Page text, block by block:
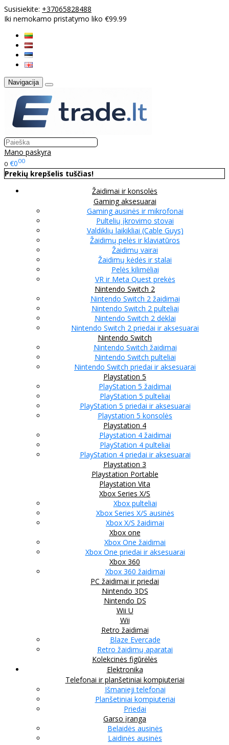
Susisiekite: +37065828488
Iki nemokamo pristatymo liko €99.99
Navigacija
Mano paskyra
0 €000
Prekių krepšelis tuščias!
Žaidimai ir konsolės
Gaming aksesuarai
Gaming ausinės ir mikrofonai
Pultelių įkrovimo stovai
Valdiklių laikikliai (Cable Guys)
Žaidimų pelės ir klaviatūros
Žaidimų vairai
Žaidimų kėdės ir stalai
Pelės kilimėliai
VR ir Meta Quest prekės
Nintendo Switch 2
Nintendo Switch 2 žaidimai
Nintendo Switch 2 pulteliai
Nintendo Switch 2 dėklai
Nintendo Switch 2 priedai ir aksesuarai
Nintendo Switch
Nintendo Switch žaidimai
Nintendo Switch pulteliai
Nintendo Switch priedai ir aksesuarai
Playstation 5
PlayStation 5 žaidimai
PlayStation 5 pulteliai
PlayStation 5 priedai ir aksesuarai
Playstation 5 konsolės
Playstation 4
Playstation 4 žaidimai
PlayStation 4 pulteliai
PlayStation 4 priedai ir aksesuarai
Playstation 3
Playstation Portable
Playstation Vita
Xbox Series X/S
Xbox pulteliai
Xbox Series X/S ausinės
Xbox X/S žaidimai
Xbox one
Xbox One žaidimai
Xbox One priedai ir aksesuarai
Xbox 360
Xbox 360 žaidimai
PC žaidimai ir priedai
Nintendo 3DS
Nintendo DS
Wii U
Wii
Retro žaidimai
Blaze Evercade
Retro žaidimų aparatai
Kolekcinės figūrėlės
Elektronika
Telefonai ir planšetiniai kompiuteriai
Išmanieji telefonai
Planšetiniai kompiuteriai
Priedai
Garso įranga
Belaidės ausinės
Laidinės ausinės